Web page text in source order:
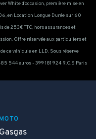
White d’occasion, première mise en
en Location Longue Durée sur 60
253€ TTC, hors assurances et
Offre réservée aux particuliers et
ce véhicule en LLD. Sous réserve
544 euros - 399 181 924 R.C.S Paris
Gasgas